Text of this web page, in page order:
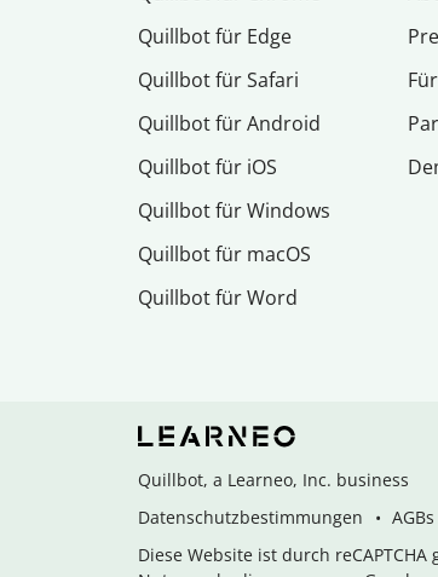
Quillbot für Edge
Quillbot für Safari
Quillbot für Android
Quillbot für iOS
Quillbot für Windows
Quillbot für macOS
Quillbot für Word
Quillbot, a Learneo, Inc. business
Datenschutzbestimmungen
AGBs
Diese Website ist durch